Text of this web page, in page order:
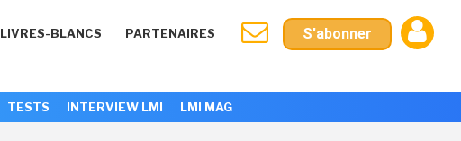
LIVRES-BLANCS PARTENAIRES S'abonner
TESTS INTERVIEW LMI LMI MAG